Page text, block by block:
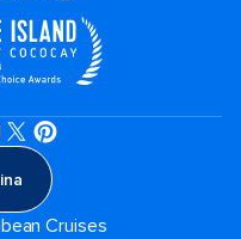
Cruises